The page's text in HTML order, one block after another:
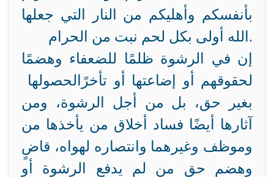
بأنفسكم وأهليكم من النار التي جعلها
الله أولى بكل لحم نبت من الحرام.
إن في الرشوة ظلمًا للضعفاء وهضمًا
لحقوقهم أو إضاعتها أو تأخر لحصولها
بغير حق، بل من أجل الرشوة، ومن
آثارها أيضًا فساد أخلاق من يأخذها من
قاضٍ وموظف وغيرهما وانتصاره لهواه،
وهضم حق من لم يدفع الرشوة أو